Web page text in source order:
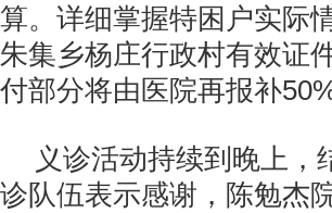
算。详细掌握特困户实际
朱集乡杨庄行政村有效证
付部分将由医院再报补50%
义诊活动持续到晚上
诊队伍表示感谢，陈勉杰